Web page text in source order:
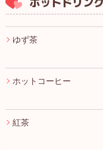
ゆず茶
ホットコーヒー
紅茶